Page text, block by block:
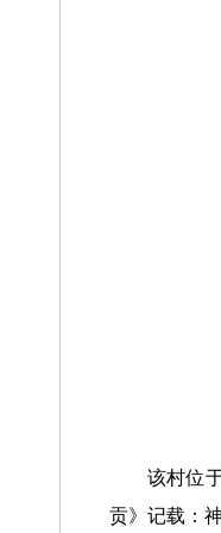
该村位
贡》记载：